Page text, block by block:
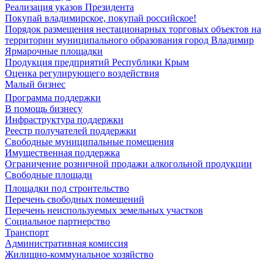
Реализация указов Президента
Покупай владимирское, покупай российское!
Порядок размещения нестационарных торговых объектов на
территории муниципального образования город Владимир
Ярмарочные площадки
Продукция предприятий Республики Крым
Оценка регулирующего воздействия
Малый бизнес
Программа поддержки
В помощь бизнесу
Инфраструктура поддержки
Реестр получателей поддержки
Свободные муниципальные помещения
Имущественная поддержка
Ограничение розничной продажи алкогольной продукции
Свободные площади
Площадки под строительство
Перечень свободных помещений
Перечень неиспользуемых земельных участков
Социальное партнерство
Транспорт
Административная комиссия
Жилищно-коммунальное хозяйство